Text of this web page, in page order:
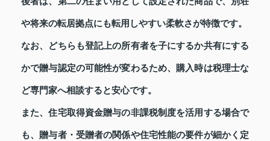
や将来の転居拠点にも転用しやすい柔軟さが特徴です。
なお、どちらも登記上の所有者を子にするか共有にする
かで贈与認定の可能性が変わるため、購入時は税理士な
ど専門家へ相談すると安心です。
また、住宅取得資金贈与の非課税制度を活用する場合で
も、贈与者・受贈者の関係や住宅性能の要件が細かく定